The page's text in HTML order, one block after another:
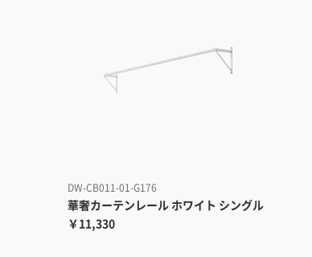
DW-CB011-01-G176
華奢カーテンレール ホワイト シングル
￥11,330